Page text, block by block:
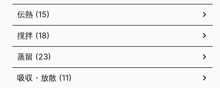
伝熱 (15)
撹拌 (18)
蒸留 (23)
吸収・放散 (11)